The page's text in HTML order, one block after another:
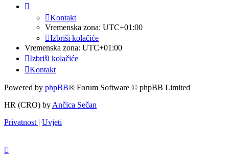
Kontakt
Vremenska zona: UTC+01:00
Izbriši kolačiće
Vremenska zona: UTC+01:00
Izbriši kolačiće
Kontakt
Powered by phpBB® Forum Software © phpBB Limited
HR (CRO) by Ančica Sečan
Privatnost | Uvjeti